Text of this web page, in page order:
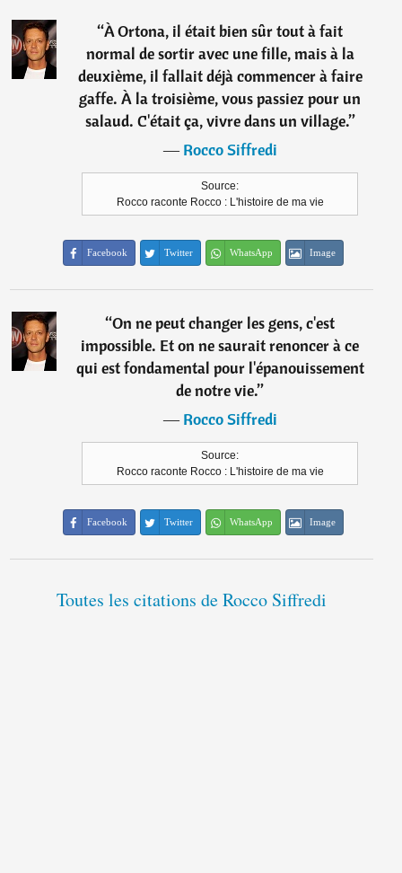
“À Ortona, il était bien sûr tout à fait
normal de sortir avec une fille, mais à la
deuxième, il fallait déjà commencer à faire
gaffe. À la troisième, vous passiez pour un
salaud. C'était ça, vivre dans un village.”
―Rocco Siffredi
Source:
Rocco raconte Rocco : L'histoire de ma vie
Facebook Twitter WhatsApp Image
“On ne peut changer les gens, c'est
impossible. Et on ne saurait renoncer à ce
qui est fondamental pour l'épanouissement
de notre vie.”
―Rocco Siffredi
Source:
Rocco raconte Rocco : L'histoire de ma vie
Facebook Twitter WhatsApp Image
Toutes les citations de Rocco Siffredi